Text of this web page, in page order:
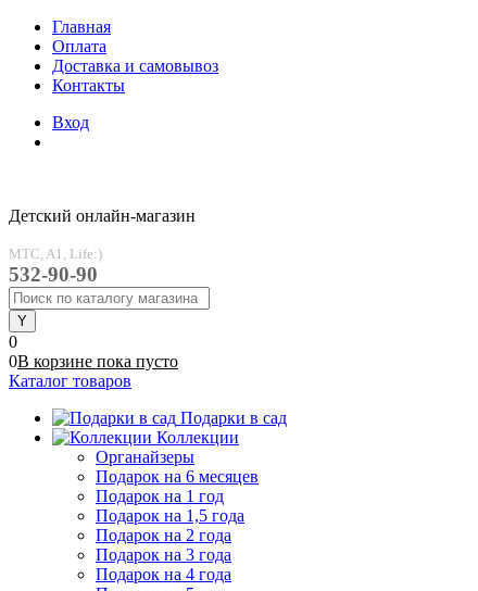
Главная
Оплата
Доставка и самовывоз
Контакты
Вход
Детский онлайн-магазин
MTC, A1, Life:)
532-90-90
0
0В корзине пока пусто
Каталог товаров
Подарки в сад
Коллекции
Органайзеры
Подарок на 6 месяцев
Подарок на 1 год
Подарок на 1,5 года
Подарок на 2 года
Подарок на 3 года
Подарок на 4 года